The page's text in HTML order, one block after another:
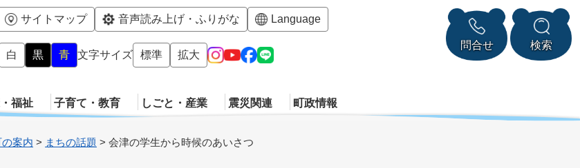
メニューを飛ばして本文へ
サイトマップ 音声読み上げ・ふりがな Language
白 黒 青 文字サイズ 標準 拡大
問合せ 検索
福祉 子育て・教育 しごと・産業 震災関連 町政情報
案内 > まちの話題 > 会津の学生から時候のあいさつ